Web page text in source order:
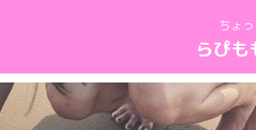
ちょ
らぴも